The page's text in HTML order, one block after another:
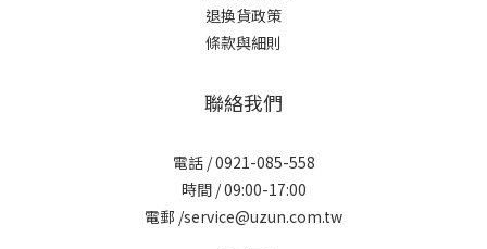
退換貨政策
條款與細則
聯絡我們
電話 / 0921-085-558
時間 / 09:00-17:00
電郵 /service@uzun.com.tw